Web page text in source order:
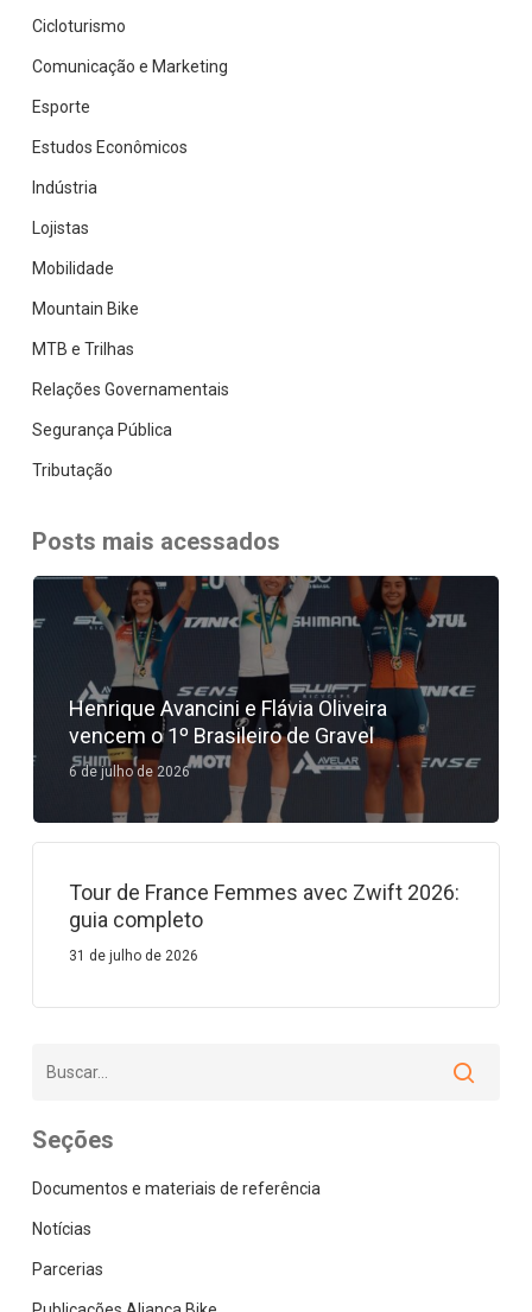
Cicloturismo
Comunicação e Marketing
Esporte
Estudos Econômicos
Indústria
Lojistas
Mobilidade
Mountain Bike
MTB e Trilhas
Relações Governamentais
Segurança Pública
Tributação
Posts mais acessados
Henrique Avancini e Flávia Oliveira
vencem o 1º Brasileiro de Gravel
6 de julho de 2026
Tour de France Femmes avec Zwift 2026:
guia completo
31 de julho de 2026
Seções
Documentos e materiais de referência
Notícias
Parcerias